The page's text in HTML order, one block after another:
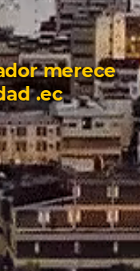
merece
.ec